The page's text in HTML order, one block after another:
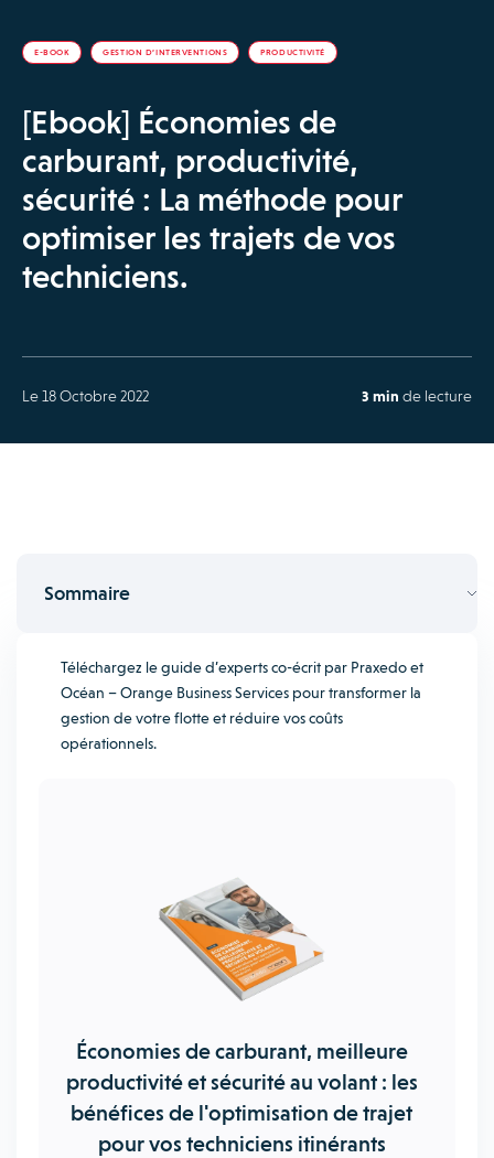
E-BOOK GESTION D’INTERVENTIONS PRODUCTIVITÉ
[Ebook] Économies de
carburant, productivité,
sécurité : La méthode pour
optimiser les trajets de vos
techniciens.
Le 18 Octobre 2022 3 min de lecture
Sommaire
Téléchargez le guide d’experts co-écrit par Praxedo et
Océan – Orange Business Services pour transformer la
gestion de votre flotte et réduire vos coûts
opérationnels.
Économies de carburant, meilleure
productivité et sécurité au volant : les
bénéfices de l'optimisation de trajet
pour vos techniciens itinérants